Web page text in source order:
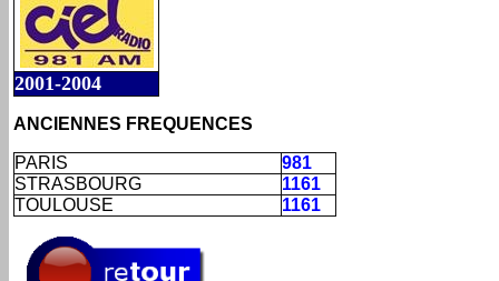
2001-2004
ANCIENNES FREQUENCES
PARIS
981
STRASBOURG
1161
TOULOUSE
1161